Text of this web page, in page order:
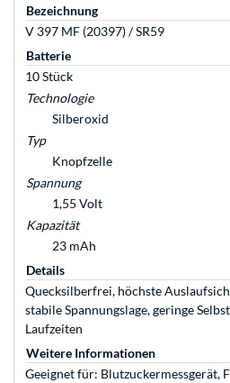
Bezeichnung
V 397 MF (20397) / SR59
Batterie
10 Stück
Technologie
Silberoxid
Typ
Knopfzelle
Spannung
1,55 Volt
Kapazität
23 mAh
Details
Quecksilberfrei, höchste
stabile Spannungslage, geringe
Laufzeiten
Weitere Informationen
Geeignet für: Blutzuckermessgerät,